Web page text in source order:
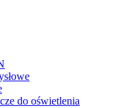
do oświetlenia